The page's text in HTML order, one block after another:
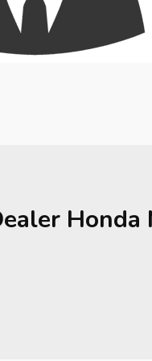
Honda